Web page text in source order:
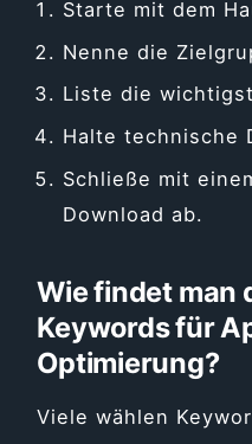
Starte mit dem
Nenne die
Liste die
Halte technische
Schließe mit
Download ab.
Wie findet man
Keywords für
Optimierung?
Viele wählen